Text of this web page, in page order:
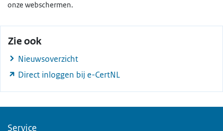
onze webschermen.
Zie ook
Nieuwsoverzicht
Direct inloggen bij e-CertNL
Service